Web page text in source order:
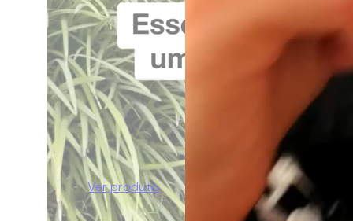
Ver produto